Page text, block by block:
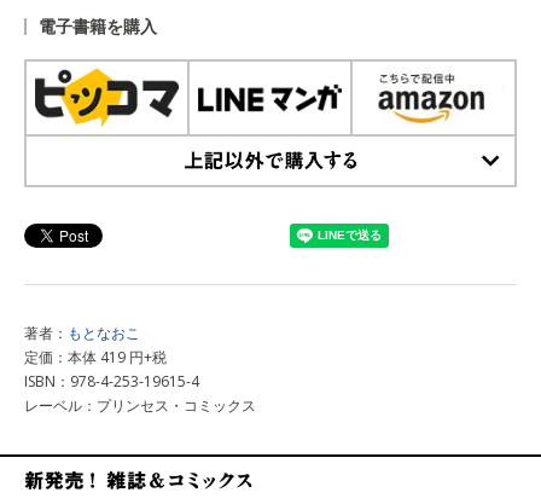
電子書籍を購入
著者： もとなおこ
定価：本体 419 円+税
ISBN：978-4-253-19615-4
レーベル：プリンセス・コミックス